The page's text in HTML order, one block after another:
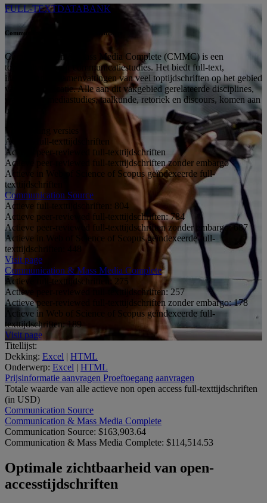
FULL-TEXTDATABANK
Communication & Mass Media Complete
Communication & Mass Media Complete (CMMC) is een
topdatabank voor communicatiestudies. Het biedt full-text,
indexering en samenvattingen van veel toptijdschriften op het gebied
van communicatie. Alle aan dit vakgebied gerelateerde disciplines,
waaronder mediastudies, taalkunde, retoriek en discours, komen aan
bod.
Vergelijking versies
Actieve full-texttijdschriften
Actieve peer-reviewed full-texttijdschriften
Actieve peer-reviewed full-texttijdschriften zonder embargo
Actieve in Web of Science of Scopus geïndexeerde full-
texttijdschriften
Communication Source
Actieve full-texttijdschriften: 804
Actieve peer-reviewed full-texttijdschriften:784
Actieve peer-reviewed full-texttijdschriften zonder embargo: 687
Actieve in Web of Science of Scopus geïndexeerde full-
texttijdschriften:
Visit page
Communication & Mass Media Complete
Actieve full-texttijdschriften: 275
Actieve peer-reviewed full-texttijdschriften:257
Actieve peer-reviewed full-texttijdschriften zonder embargo:178
Actieve in Web of Science of Scopus geïndexeerde full-
texttijdschriften:
189
Visit page
Titellijst:
Dekking: Excel | HTML
Onderwerp: Excel | HTML
Prijsinformatie aanvragen Proeftoegang aanvragen
Totale waarde van alle actieve non open access ​full-texttijdschriften
(in USD)
Communication Source
Communication & Mass Media Complete
Communication Source: $163,903.64
Communication & Mass Media Complete: $114,514.53
Optimale zichtbaarheid van open-
accesstijdschriften